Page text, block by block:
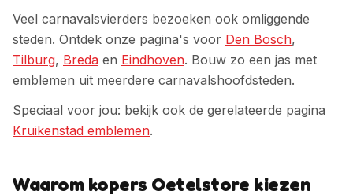
Veel carnavalsvierders bezoeken ook omliggende
steden. Ontdek onze pagina's voor Den Bosch,
Tilburg, Breda en Eindhoven. Bouw zo een jas met
emblemen uit meerdere carnavalshoofdsteden.
Speciaal voor jou: bekijk ook de gerelateerde pagina
Kruikenstad emblemen.
Waarom kopers Oetelstore kiezen